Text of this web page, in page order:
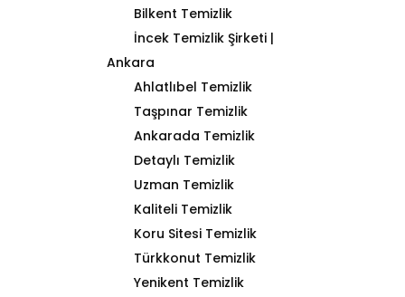
Bilkent Temizlik
İncek Temizlik Şirketi |
Ankara
Ahlatlıbel Temizlik
Taşpınar Temizlik
Ankarada Temizlik
Detaylı Temizlik
Uzman Temizlik
Kaliteli Temizlik
Koru Sitesi Temizlik
Türkkonut Temizlik
Yenikent Temizlik